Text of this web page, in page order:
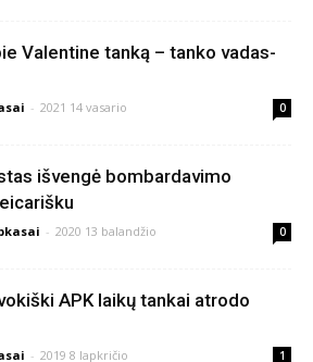
Valentine tanką – tanko vadas-
- 2021 14 vasario 0
išvengė bombardavimo
- 2020 13 balandžio 0
APK laikų tankai atrodo
- 2019 8 lapkričio 1